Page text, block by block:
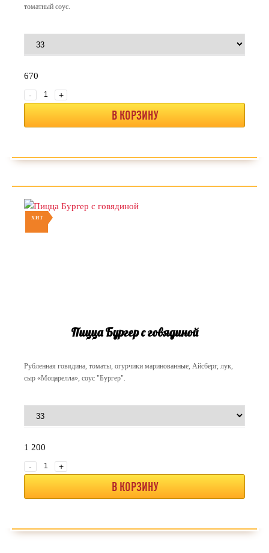
томатный соус.
670
-
+
В КОРЗИНУ
ХИТ
Пицца Бургер с говядиной
Рубленная говядина, томаты, огурчики маринованные, Айсберг, лук,
сыр «Моцарелла», соус "Бургер".
1 200
-
+
В КОРЗИНУ